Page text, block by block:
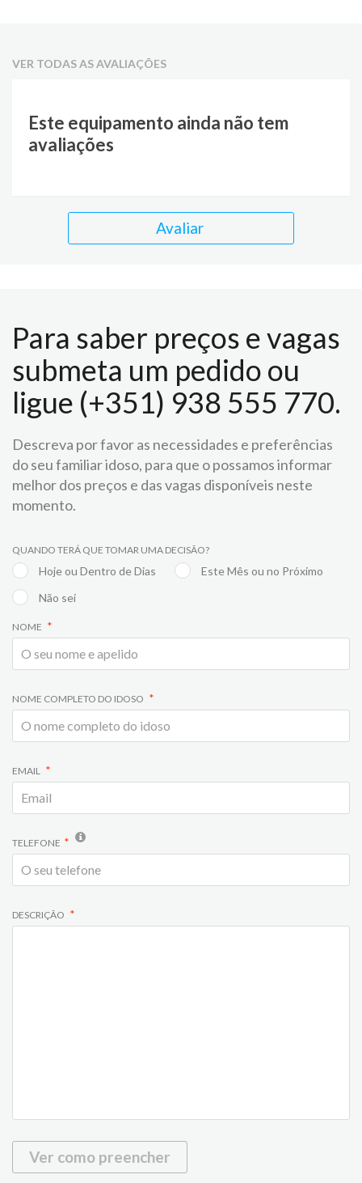
VER TODAS AS AVALIAÇÕES
Este equipamento ainda não tem
avaliações
Avaliar
Para saber preços e vagas
submeta um pedido ou
ligue (+351) 938 555 770.
Descreva por favor as necessidades e preferências
do seu familiar idoso, para que o possamos informar
melhor dos preços e das vagas disponíveis neste
momento.
QUANDO TERÁ QUE TOMAR UMA DECISÃO?
Hoje ou Dentro de Dias
Este Mês ou no Próximo
Não sei
NOME
NOME COMPLETO DO IDOSO
EMAIL
TELEFONE
DESCRIÇÃO
Ver como preencher